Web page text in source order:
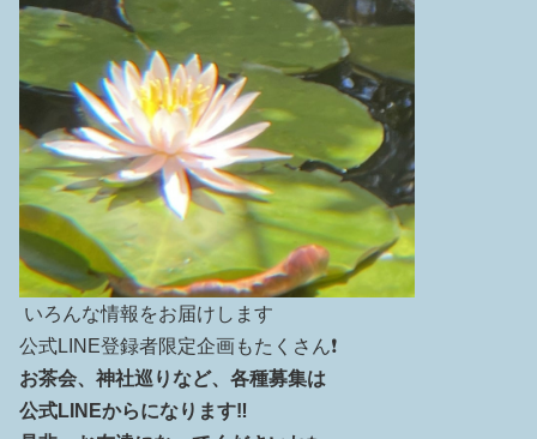
いろんな情報をお届けします
公式LINE登録者限定企画もたくさん❗️
お茶会、神社巡りなど、各種募集は
公式LINEからになります‼️